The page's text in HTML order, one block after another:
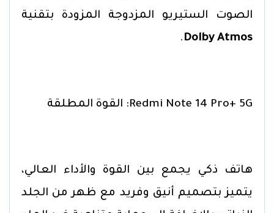
الصوت الستيريو المزدوجة المزودة بتقنية
Dolby Atmos
.
Redmi Note 14 Pro+ 5G: القوة المطلقة
هاتف ذكي يجمع بين القوة والأداء العالي،
يتميز بتصميم أنيق وفريد مع ظهر من الجلد